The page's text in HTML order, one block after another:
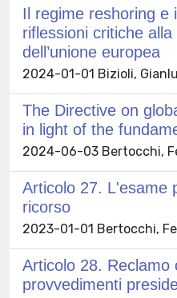
Il regime reshoring e
riflessioni critiche
dell’unione europea
2024-01-01 Bizioli,
The Directive on
in light of the
2024-06-03 Bertocchi,
Articolo 27. L'esame
ricorso
2023-01-01 Bertocchi,
Articolo 28. Reclamo
provvedimenti